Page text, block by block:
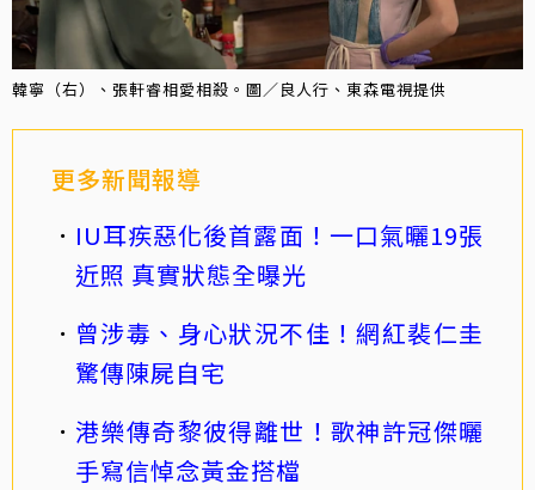
韓寧（右）、張軒睿相愛相殺。圖／良人行、東森電視提供
更多新聞報導
IU耳疾惡化後首露面！一口氣曬19張
近照 真實狀態全曝光
曾涉毒、身心狀況不佳！網紅裴仁圭
驚傳陳屍自宅
港樂傳奇黎彼得離世！歌神許冠傑曬
手寫信悼念黃金搭檔